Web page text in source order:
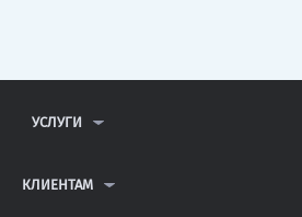
УСЛУГИ
РАБОТЫ
КЛИЕНТАМ